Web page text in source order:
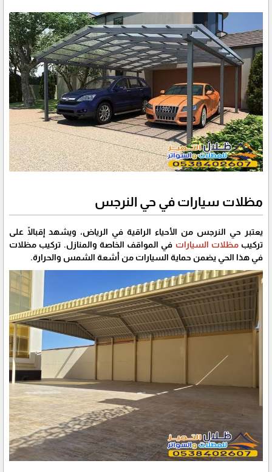
مظلات سيارات في حي النرجس
يعتبر حي النرجس من الأحياء الراقية في الرياض، ويشهد إقبالًا على
تركيبمظلات السيارات في المواقف الخاصة والمنازل. تركيب مظلات
في هذا الحي يضمن حماية السيارات من أشعة الشمس والحرارة.